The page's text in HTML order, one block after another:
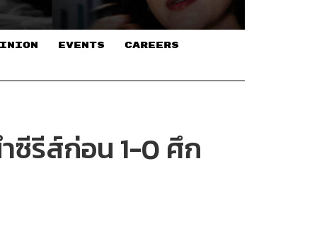
EVENTS CAREERS
ำซีรีส์ก่อน 1-0 ศึก